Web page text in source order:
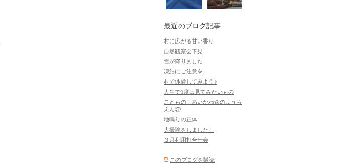
最近のブログ記事
村に広がる甘い香り
自然観察会下見
雪が降りました
凍結にご注意を
村で体験してみよう♪
人生で1度は見てみたいもの
こどもの！あいかわ森のようち
えん③
地鳴りの正体
大掃除をしました！
３月利用打合せ会
このブログを購読